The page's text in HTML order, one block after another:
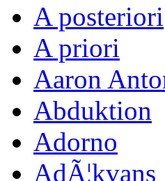
A posteriori
A priori
Aaron
Abduktion
Adorno
AdÃ¦kvans